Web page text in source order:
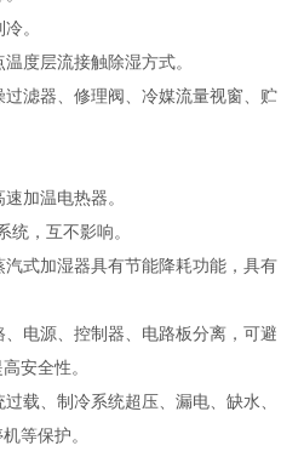
。
度层流接触除湿方式。
滤器、修理阀、冷媒流量视窗、贮
加温电热器。
统，互不影响。
式加湿器具有节能降耗功能，具有
电源、控制器、电路板分离，可避
安全性。
载、制冷系统超压、漏电、缺水、
等保护。